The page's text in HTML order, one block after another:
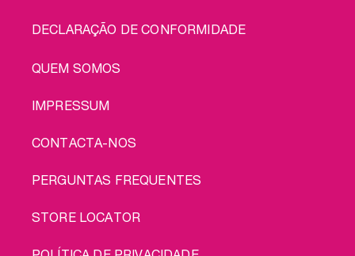
DECLARAÇÃO DE CONFORMIDADE
LEGAL
QUEM SOMOS
IMPRESSUM
CONTACTA-NOS
PERGUNTAS FREQUENTES
STORE LOCATOR